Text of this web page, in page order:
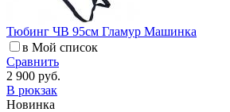
Тюбинг ЧВ 95см Гламур Машинка
в Мой список
Сравнить
2 900 руб.
В рюкзак
Новинка